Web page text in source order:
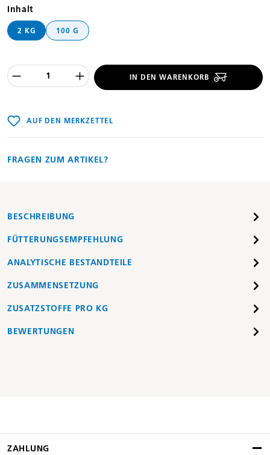
Inhaltauswählen
2 KG 100 G
Produkt Anzahl des Produktes
IN DEN WARENKORB
AUF DEN MERKZETTEL
FRAGEN ZUM ARTIKEL?
BESCHREIBUNG
FÜTTERUNGSEMPFEHLUNG
ANALYTISCHE BESTANDTEILE
ZUSAMMENSETZUNG
ZUSATZSTOFFE PRO KG
BEWERTUNGEN
ZAHLUNG